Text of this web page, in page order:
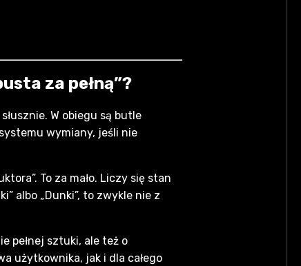
za pełną”?
W obiegu są butle
wymiany, jeśli nie
To za mało. Liczy się stan
albo „Dunki”, to zwykle nie z
pełnej sztuki, ale też o
użytkownika, jak i dla całego